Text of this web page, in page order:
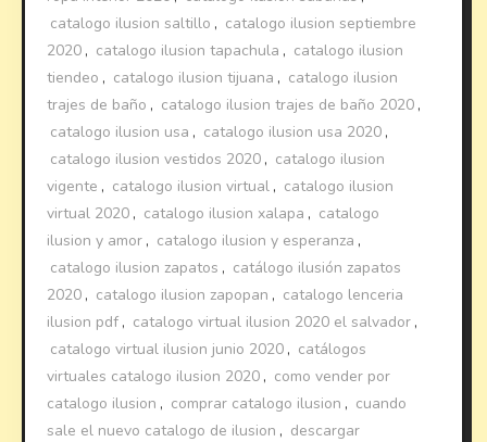
catalogo ilusion saltillo , catalogo ilusion septiembre
2020 , catalogo ilusion tapachula , catalogo ilusion
tiendeo , catalogo ilusion tijuana , catalogo ilusion
trajes de baño , catalogo ilusion trajes de baño 2020 ,
catalogo ilusion usa , catalogo ilusion usa 2020 ,
catalogo ilusion vestidos 2020 , catalogo ilusion
vigente , catalogo ilusion virtual , catalogo ilusion
virtual 2020 , catalogo ilusion xalapa , catalogo
ilusion y amor , catalogo ilusion y esperanza ,
catalogo ilusion zapatos , catálogo ilusión zapatos
2020 , catalogo ilusion zapopan , catalogo lenceria
ilusion pdf , catalogo virtual ilusion 2020 el salvador ,
catalogo virtual ilusion junio 2020 , catálogos
virtuales catalogo ilusion 2020 , como vender por
catalogo ilusion , comprar catalogo ilusion , cuando
sale el nuevo catalogo de ilusion , descargar